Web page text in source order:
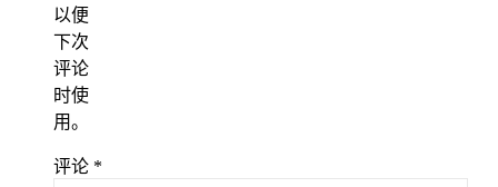
以便
下次
评论
时使
用。
评论 *